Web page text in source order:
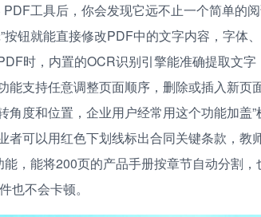
PDF工具后，你会发现它远不止一个简单的
按钮就能直接修改PDF中的文字内容，字体
时，内置的OCR识别引擎能准确提取文
能支持任意调整页面顺序，删除或插入新
角度和位置，企业用户经常用这个功能加盖
者可以用红色下划线标出合同关键条款，
能，能将200页的产品手册按章节自动分割
也不会卡顿。